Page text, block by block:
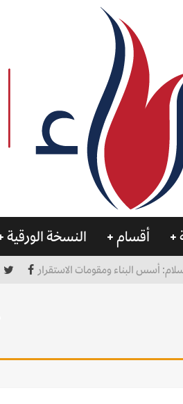
أقسام النسخة الورقية
أسس البناء ومقومات الاستقرار